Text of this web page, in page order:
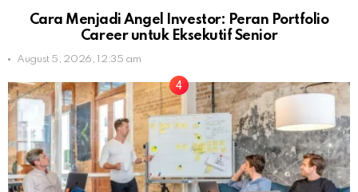
Cara Menjadi Angel Investor: Peran Portfolio
Career untuk Eksekutif Senior
August 5, 2026, 12:35 am